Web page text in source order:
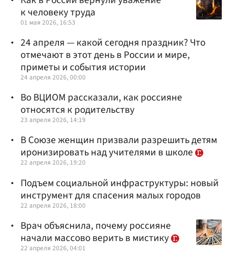
к человеку труда
01 мая 2026, 16:53
24 апреля — какой сегодня праздник? Что
отмечают в этот день в России и мире,
приметы и события истории
24 апреля 2026, 00:00
Во ВЦИОМ рассказали, как россияне
относятся к родительству
23 апреля 2026, 14:19
В Союзе женщин призвали разрешить детям
иронизировать над учителями в школе
22 апреля 2026, 19:20
Подъем социальной инфраструктуры: новый
инструмент для спасения малых городов
22 апреля 2026, 18:00
Врач объяснила, почему россияне
начали массово верить в мистику
22 апреля 2026, 04:01